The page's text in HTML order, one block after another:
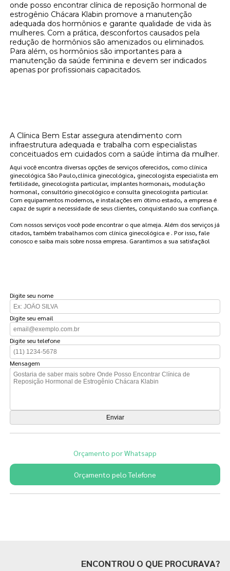
onde posso encontrar clínica de reposição hormonal de
estrogênio Chácara Klabin promove a manutenção
adequada dos hormônios e garante qualidade de vida às
mulheres. Com a prática, desconfortos causados pela
redução de hormônios são amenizados ou eliminados.
Para além, os hormônios são importantes para a
manutenção da saúde feminina e devem ser indicados
apenas por profissionais capacitados.
A Clínica Bem Estar assegura atendimento com
infraestrutura adequada e trabalha com especialistas
conceituados em cuidados com a saúde íntima da mulher.
Aqui você encontra diversas opções de serviços oferecidos, como clínica
ginecológica São Paulo,clínica ginecológica, ginecologista especialista em
fertilidade, ginecologista particular, implantes hormonais, modulação
hormonal, consultório ginecológico e consulta ginecologista particular.
Com equipamentos modernos, e instalações em ótimo estado, a empresa é
capaz de suprir a necessidade de seus clientes, conquistando sua confiança.
Com nossos serviços você pode encontrar o que almeja. Além dos serviços já
citados, também trabalhamos com clínica ginecológica e . Por isso, fale
conosco e saiba mais sobre nossa empresa. Garantimos a sua satisfação!
Digite seu nome
Digite seu email
Digite seu telefone
Mensagem
Orçamento por Whatsapp
Orçamento pelo Telefone
ENCONTROU O QUE PROCURAVA?